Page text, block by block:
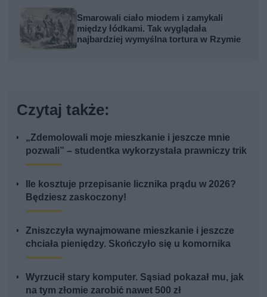
Smarowali ciało miodem i zamykali
między łódkami. Tak wyglądała
najbardziej wymyślna tortura w Rzymie
Czytaj także:
„Zdemolowali moje mieszkanie i jeszcze mnie
pozwali” – studentka wykorzystała prawniczy trik
Ile kosztuje przepisanie licznika prądu w 2026?
Będziesz zaskoczony!
Zniszczyła wynajmowane mieszkanie i jeszcze
chciała pieniędzy. Skończyło się u komornika
Wyrzucił stary komputer. Sąsiad pokazał mu, jak
na tym złomie zarobić nawet 500 zł